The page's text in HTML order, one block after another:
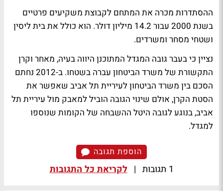
ההסתדרות מכרה את המתחם לקבוצת משקיעים פרטיים
בשנת 2000 עבור 14.2 מיליון דולר. הוא כולל את בית ליסין
ושטחי מסחר ומשרדים.
נציין כי בעבר גובה המגדל המתוכנן היווה בעיה, מאחר וקרן
התקשורת של משרד הביטחון עברה בשטחו. ב-2012 נחתם
הסכם בין משרד הביטחון לעיריית תל אביב שאפשר את
הסטת הקרן, אולם שינוי הגובה הוביל למאבק מול עיריית תל
אביב, בנוגע לגובה היטל ההשבחה של הקומות שנוספו
למגדל.
הוספת תגובה
1 תגובות | לקריאת כל התגובות